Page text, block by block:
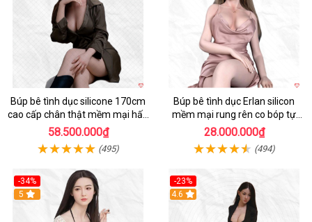
Búp bê tình dục silicone 170cm
cao cấp chân thật mềm mại hấp
dẫn
58.500.000₫
(495)
Búp bê tình dục Erlan silicon
mềm mại rung rên co bóp tự
động
28.000.000₫
(494)
-34%
5
-23%
4.6